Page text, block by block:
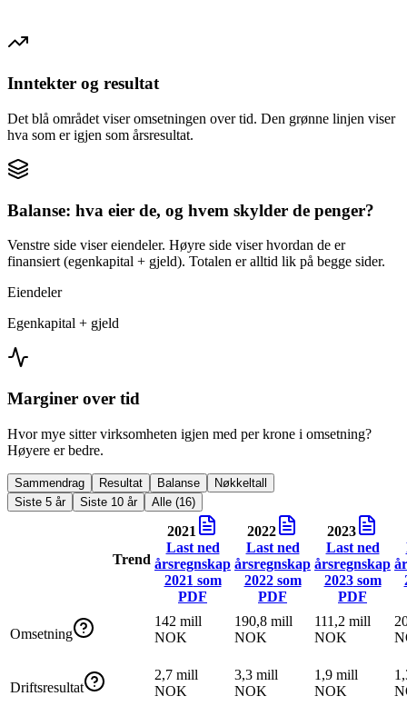
Inntekter og resultat
Det blå området viser omsetningen over tid. Den grønne linjen viser
hva som er igjen som årsresultat.
Balanse: hva eier de, og hvem skylder de penger?
Venstre side viser eiendeler. Høyre side viser hvordan de er
finansiert (egenkapital + gjeld). Totalen er alltid lik på begge sider.
Eiendeler
Egenkapital + gjeld
Marginer over tid
Hvor mye sitter virksomheten igjen med per krone i omsetning?
Høyere er bedre.
Sammendrag Resultat Balanse
Nøkkeltall
Siste 5 år
Siste 10 år Alle (16)
Trend
2021
Last ned
årsregnskap
2021 som
PDF
2022
Last ned
årsregnskap
2022som
PDF
2023
Last ned
årsregnskap
2023som
PDF
Omsetning
142 mill
NOK
190,8 mill
NOK
111,2 mill
NOK
Driftsresultat
2,7 mill
NOK
3,3 mill
NOK
1,9 mill
NOK